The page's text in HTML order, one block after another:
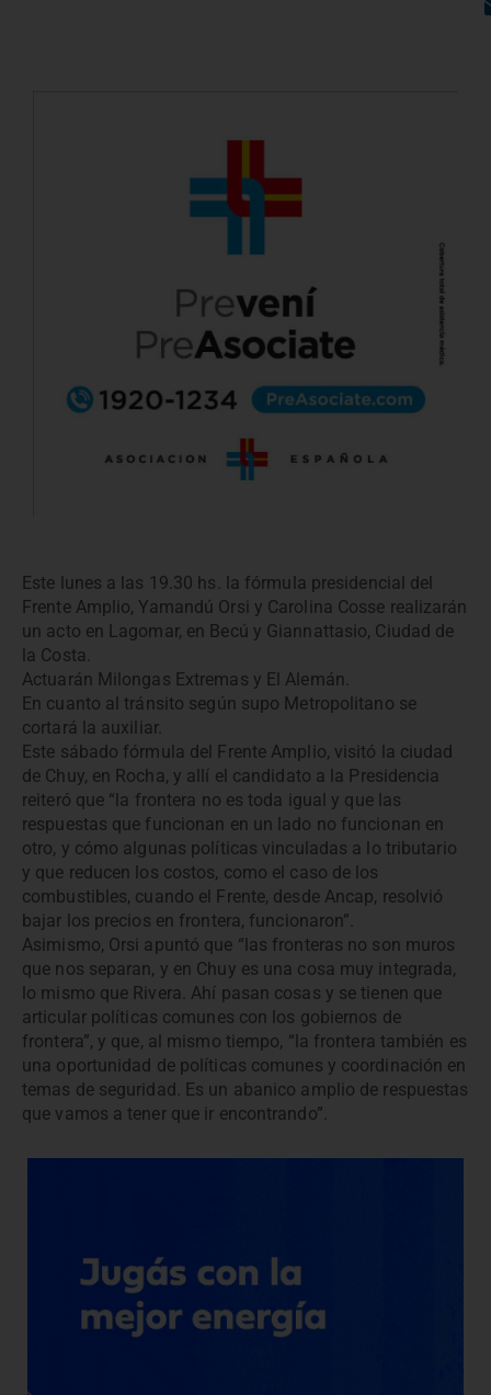
Este lunes a las 19.30 hs. la fórmula presidencial del
Frente Amplio, Yamandú Orsi y Carolina Cosse realizarán
un acto en Lagomar, en Becú y Giannattasio, Ciudad de
la Costa.
Actuarán Milongas Extremas y El Alemán.
En cuanto al tránsito según supo Metropolitano se
cortará la auxiliar.
Este sábado fórmula del Frente Amplio, visitó la ciudad
de Chuy, en Rocha, y allí el candidato a la Presidencia
reiteró que “la frontera no es toda igual y que las
respuestas que funcionan en un lado no funcionan en
otro, y cómo algunas políticas vinculadas a lo tributario
y que reducen los costos, como el caso de los
combustibles, cuando el Frente, desde Ancap, resolvió
bajar los precios en frontera, funcionaron”.
Asimismo, Orsi apuntó que “las fronteras no son muros
que nos separan, y en Chuy es una cosa muy integrada,
lo mismo que Rivera. Ahí pasan cosas y se tienen que
articular políticas comunes con los gobiernos de
frontera”, y que, al mismo tiempo, “la frontera también es
una oportunidad de políticas comunes y coordinación en
temas de seguridad. Es un abanico amplio de respuestas
que vamos a tener que ir encontrando”.